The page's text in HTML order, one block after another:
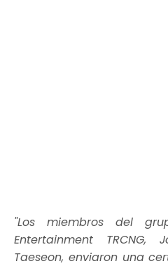
"Los miembros del
Entertainment
Taeseon, enviaron una